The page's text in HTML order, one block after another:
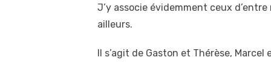
J’y associe évidemment ceux
ailleurs.
Il s’agit de Gaston et Thérèse, Marcel